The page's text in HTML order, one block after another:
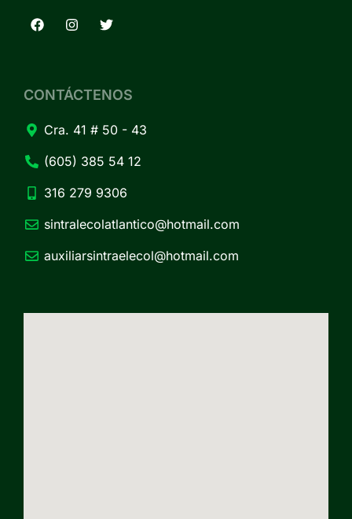
CONTÁCTENOS
Cra. 41 # 50 - 43
(605) 385 54 12
316 279 9306
sintralecolatlantico@hotmail.com
auxiliarsintraelecol@hotmail.com